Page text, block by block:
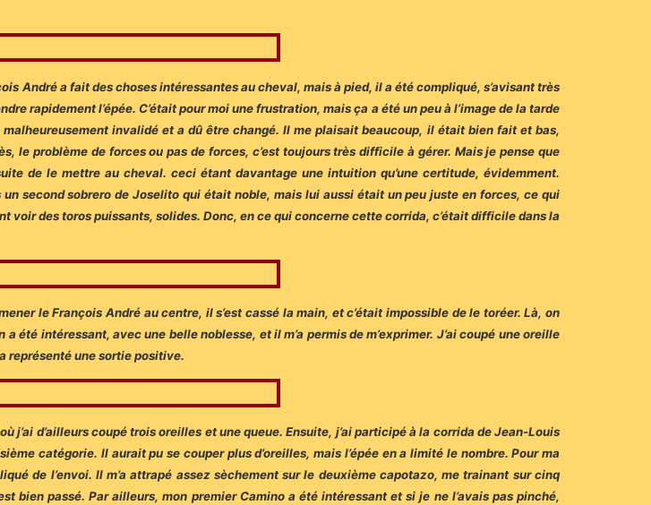
André a fait des choses intéressantes au cheval, mais à pied, il a été compliqué, s’avisant très
rapidement l’épée. C’était pour moi une frustration, mais ça a été un peu à l’image de la tarde
invalidé et a dû être changé. Il me plaisait beaucoup, il était bien fait et bas,
le problème de forces ou pas de forces, c’est toujours très difficile à gérer. Mais je pense que
de le mettre au cheval. ceci étant davantage une intuition qu’une certitude, évidemment.
second sobrero de Joselito qui était noble, mais lui aussi était un peu juste en forces, ce qui
voir des toros puissants, solides. Donc, en ce qui concerne cette corrida, c’était difficile dans la
le François André au centre, il s’est cassé la main, et c’était impossible de le toréer. Là, on
intéressant, avec une belle noblesse, et il m’a permis de m’exprimer. J’ai coupé une oreille
représenté une sortie positive.
j’ai d’ailleurs coupé trois oreilles et une queue. Ensuite, j’ai participé à la corrida de Jean-Louis
catégorie. Il aurait pu se couper plus d’oreilles, mais l’épée en a limité le nombre. Pour ma
de l’envoi. Il m’a attrapé assez sèchement sur le deuxième capotazo, me trainant sur cinq
bien passé. Par ailleurs, mon premier Camino a été intéressant et si je ne l’avais pas pinché,